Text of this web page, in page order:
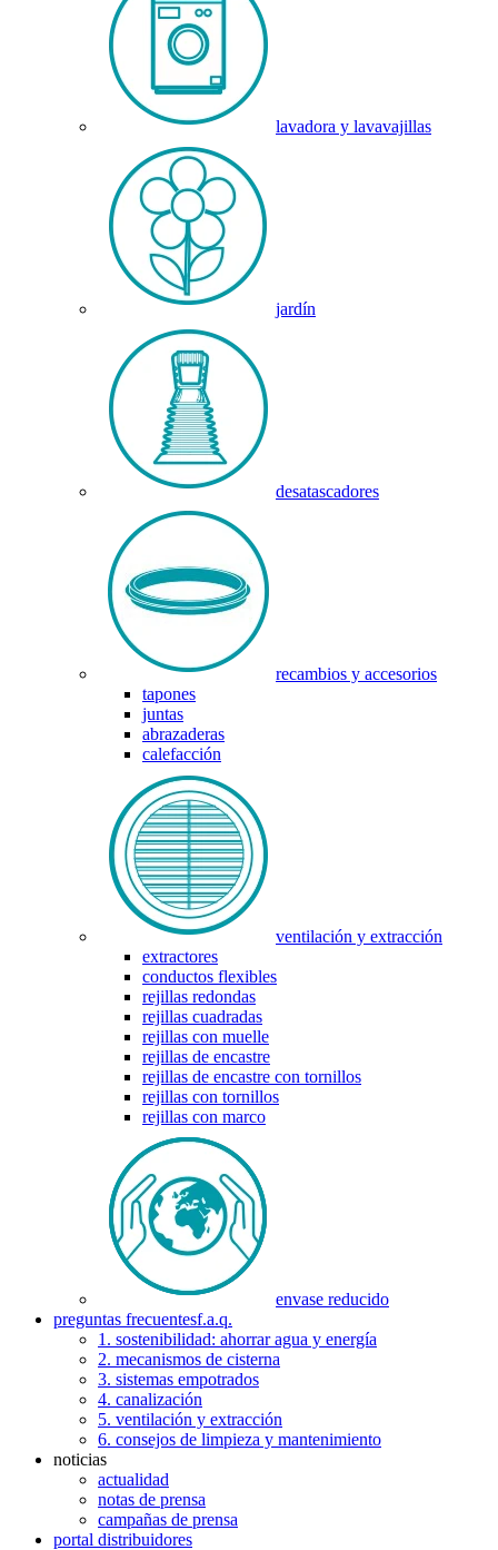
lavadora y lavavajillas
jardín
desatascadores
recambios y accesorios
tapones
juntas
abrazaderas
calefacción
ventilación y extracción
extractores
conductos flexibles
rejillas redondas
rejillas cuadradas
rejillas con muelle
rejillas de encastre
rejillas de encastre con tornillos
rejillas con tornillos
rejillas con marco
envase reducido
preguntas frecuentesf.a.q.
1. sostenibilidad: ahorrar agua y energía
2. mecanismos de cisterna
3. sistemas empotrados
4. canalización
5. ventilación y extracción
6. consejos de limpieza y mantenimiento
noticias
actualidad
notas de prensa
campañas de prensa
portal distribuidores